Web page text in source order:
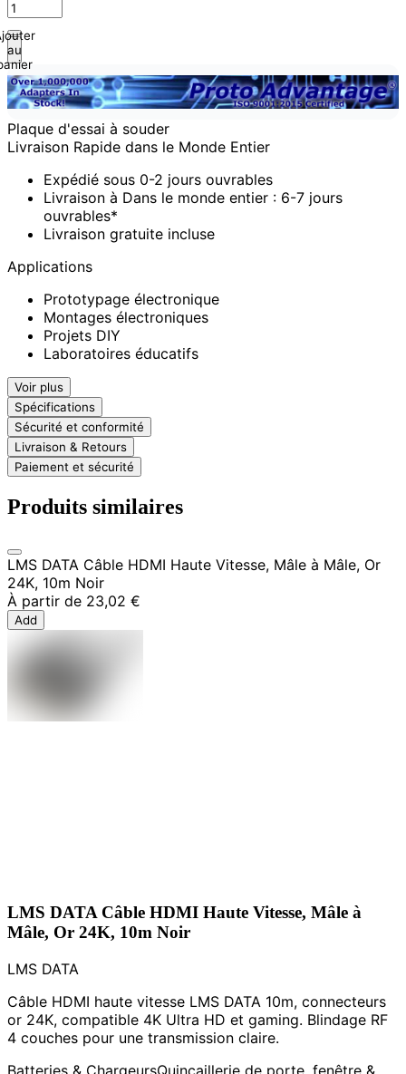
au
Plaque d'essai à souder
Livraison Rapide dans le Monde Entier
Expédié sous 0-2 jours ouvrables
Livraison à Dans le monde entier : 6-7 jours
ouvrables*
Livraison gratuite incluse
Applications
Prototypage électronique
Montages électroniques
Projets DIY
Laboratoires éducatifs
Voir plus
Spécifications
Sécurité et conformité
Livraison & Retours
Paiement et sécurité
Produits similaires
LMS DATA Câble HDMI Haute Vitesse, Mâle à Mâle, Or
24K, 10m Noir
À partir de 23,02 €
Add
LMS DATA Câble HDMI Haute Vitesse, Mâle à
Mâle, Or 24K, 10m Noir
LMS DATA
Câble HDMI haute vitesse LMS DATA 10m, connecteurs
or 24K, compatible 4K Ultra HD et gaming. Blindage RF
4 couches pour une transmission claire.
Batteries & ChargeursQuincaillerie de porte, fenêtre &